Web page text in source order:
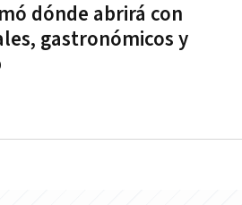
dónde abrirá con
gastronómicos y